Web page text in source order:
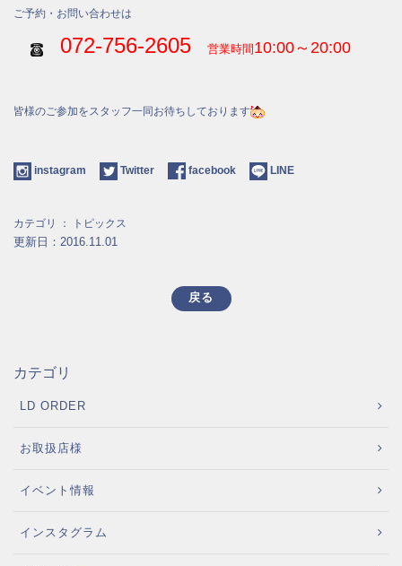
ご予約・お問い合わせは
072-756-2605 営業時間 10:00～20:00
皆様のご参加をスタッフ一同お待ちしております
instagram Twitter facebook LINE
カテゴリ ： トピックス
更新日：2016.11.01
戻る
カテゴリ
LD ORDER
お取扱店様
イベント情報
インスタグラム